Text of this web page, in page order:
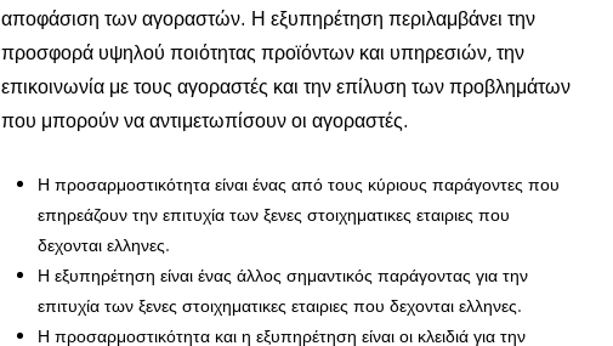
αποφάσιση των αγοραστών. Η εξυπηρέτηση περιλαμβάνει την
προσφορά υψηλού ποιότητας προϊόντων και υπηρεσιών, την
επικοινωνία με τους αγοραστές και την επίλυση των προβλημάτων
που μπορούν να αντιμετωπίσουν οι αγοραστές.
Η προσαρμοστικότητα είναι ένας από τους κύριους παράγοντες που
επηρεάζουν την επιτυχία των ξενες στοιχηματικες εταιριες που
δεχονται ελληνες.
Η εξυπηρέτηση είναι ένας άλλος σημαντικός παράγοντας για την
επιτυχία των ξενες στοιχηματικες εταιριες που δεχονται ελληνες.
Η προσαρμοστικότητα και η εξυπηρέτηση είναι οι κλειδιά για την